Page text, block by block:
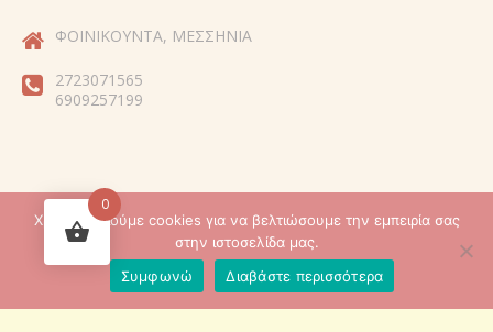
ΦΟΙΝΙΚΟΎΝΤΑ, ΜΕΣΣΗΝΊΑ
2723071565
6909257199
Created by
0
Χρησιμοποιούμε cookies για να βελτιώσουμε την εμπειρία σας
στην ιστοσελίδα μας.
Συμφωνώ
Διαβάστε περισσότερα